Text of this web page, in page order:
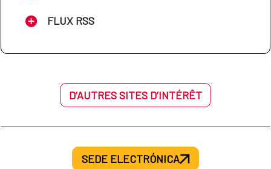
FLUX RSS
D’AUTRES SITES D’INTÉRÊT
SEDE ELECTRÓNICA